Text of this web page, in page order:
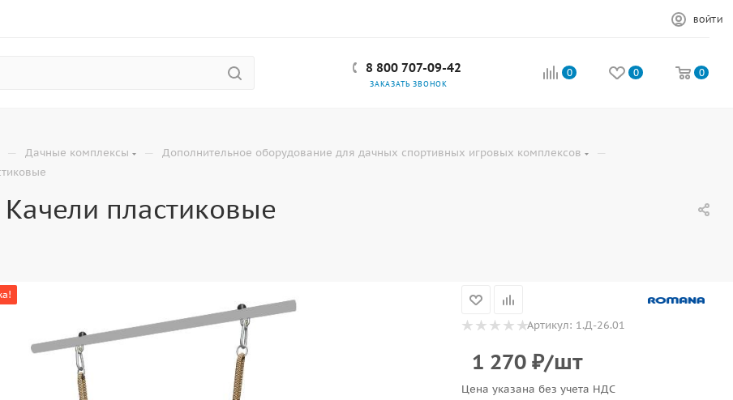
ВОЙТИ
8 800 707-09-42
ЗАКАЗАТЬ ЗВОНОК
0 0 0
— Дачные комплексы — Дополнительное оборудование для дачных спортивных игровых комплексов —
Качели пластиковые
Артикул: 1.Д-26.01
1 270 ₽/шт
Цена указана без учета НДС